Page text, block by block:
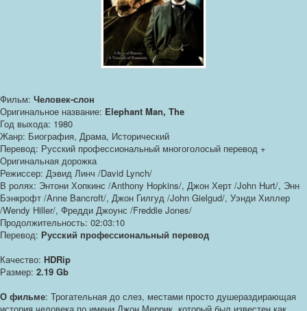
Фильм: Человек-слон
Оригинальное название: Elephant Man, The
Год выхода: 1980
Жанр: Биография, Драма, Исторический
Перевод: Русский профессиональный многоголосый перевод +
Оригинальная дорожка
Режиссер: Дэвид Линч /David Lynch/
В ролях: Энтони Хопкинс /Anthony Hopkins/, Джон Херт /John Hurt/, Энн
Бэнкрофт /Anne Bancroft/, Джон Гилгуд /John Gielgud/, Уэнди Хиллер
/Wendy Hiller/, Фредди Джоунс /Freddie Jones/
Продолжительность: 02:03:10
Перевод: Русский профессиональный перевод
Качество: HDRip
Размер: 2.19 Gb
О фильме: Трогательная до слез, местами просто душераздирающая